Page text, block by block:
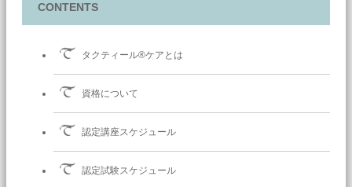
CONTENTS
タクティール®ケアとは
資格について
認定講座スケジュール
認定試験スケジュール